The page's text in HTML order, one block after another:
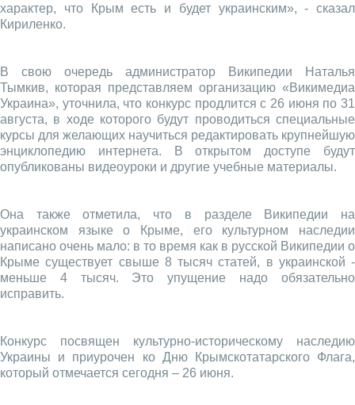
характер, что Крым есть и будет украинским», - сказал
Кириленко.
В свою очередь администратор Википедии Наталья
Тымкив, которая представляем организацию «Викимедиа
Украина», уточнила, что конкурс продлится с 26 июня по 31
августа, в ходе которого будут проводиться специальные
курсы для желающих научиться редактировать крупнейшую
энциклопедию интернета. В открытом доступе будут
опубликованы видеоуроки и другие учебные материалы.
Она также отметила, что в разделе Википедии на
украинском языке о Крыме, его культурном наследии
написано очень мало: в то время как в русской Википедии о
Крыме существует свыше 8 тысяч статей, в украинской -
меньше 4 тысяч. Это упущение надо обязательно
исправить.
Конкурс посвящен культурно-историческому наследию
Украины и приурочен ко Дню Крымскотатарского Флага,
который отмечается сегодня – 26 июня.